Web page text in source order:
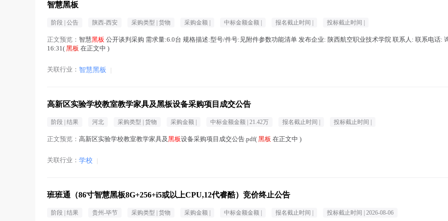
智慧黑板
阶段 | 公告 陕西-西安 采购类型 | 货物 采购金额 | 中标金额金额 | 报名截止时间 | 投标截止时间 |
正文预览： 智慧黑板 公开谈判采购 需求量:6.0台 规格描述:型号/件号:见附件参数功能清单 发布企业: 陕西航空职业技术学院 联系人: 联系电话:
16:31( 黑板 在正文中 )
关联行业： 智慧黑板 |
高新区实验学校教室教学家具及黑板设备采购项目成交公告
阶段 | 结果 河北 采购类型 | 货物 采购金额 | 中标金额金额 | 21.42万 报名截止时间 | 投标截止时间 |
正文预览： 高新区实验学校教室教学家具及黑板设备采购项目成交公告.pdf( 黑板 在正文中 )
关联行业： 学校 |
班班通（86寸智慧黑板8G+256+i5或以上CPU,12代睿酷）竞价终止公告
阶段 | 结果 贵州-毕节 采购类型 | 货物 采购金额 | 中标金额金额 | 报名截止时间 | 投标截止时间 | 2026-08-06